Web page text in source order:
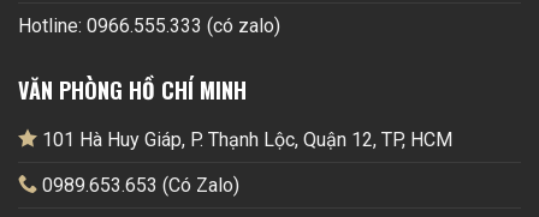
Hotline: 0966.555.333 (có zalo)
VĂN PHÒNG HỒ CHÍ MINH
101 Hà Huy Giáp, P. Thạnh Lộc, Quận 12, TP, HCM
0989.653.653 (Có Zalo)